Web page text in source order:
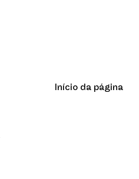
Início da página